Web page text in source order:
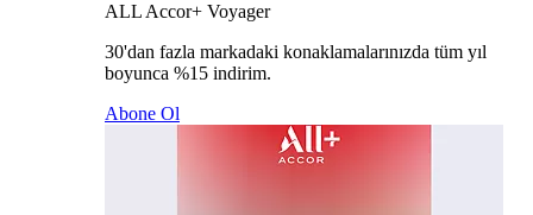
ALL Accor+ Voyager
30'dan fazla markadaki konaklamalarınızda tüm yıl
boyunca %15 indirim.
Abone Ol